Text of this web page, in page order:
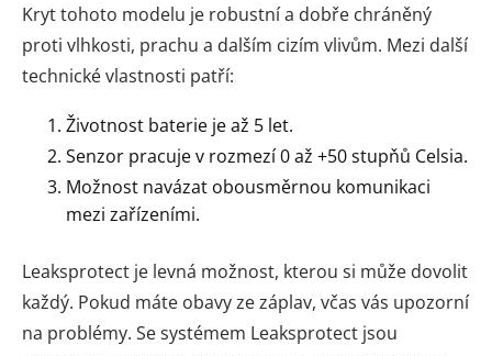
Kryt tohoto modelu je robustní a dobře chráněný
proti vlhkosti, prachu a dalším cizím vlivům. Mezi další
technické vlastnosti patří:
Životnost baterie je až 5 let.
Senzor pracuje v rozmezí 0 až +50 stupňů Celsia.
Možnost navázat obousměrnou komunikaci
mezi zařízeními.
Leaksprotect je levná možnost, kterou si může dovolit
každý. Pokud máte obavy ze záplav, včas vás upozorní
na problémy. Se systémem Leaksprotect jsou